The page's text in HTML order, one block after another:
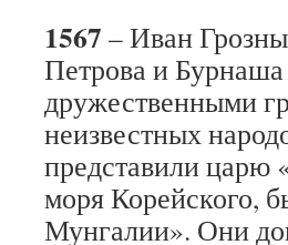
1567 – Иван
Петрова и
дружественными
неизвестных
представили царю
моря Корейского,
Мунгалии». Они